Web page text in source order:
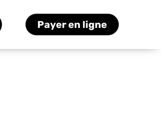
Payer en ligne